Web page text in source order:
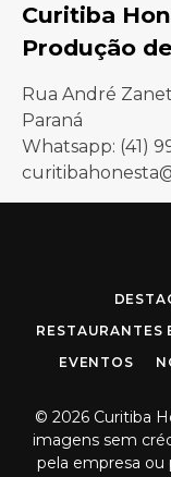
Curitiba
Produção
Rua André
Paraná
Whatsapp: (41)
RESTAURANTES
EVENTOS
© 2026 Curitiba
imagens sem
pela empresa ou